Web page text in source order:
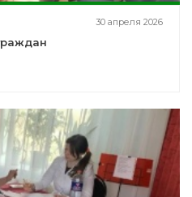
30 апреля 2026